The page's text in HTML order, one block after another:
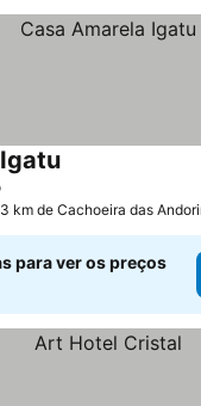
km de Cachoeira das
para ver os preços